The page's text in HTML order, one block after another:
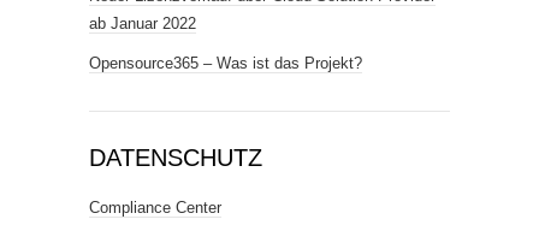
ab Januar 2022
Opensource365 – Was ist das Projekt?
DATENSCHUTZ
Compliance Center